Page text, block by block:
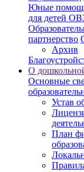
Юные
для детей
партнерство
Архив
О
Основные
Устав
План